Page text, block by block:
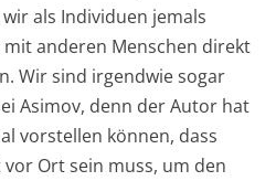
als Individuen jemals
anderen Menschen direkt
Wir sind irgendwie sogar
Asimov, denn der Autor hat
vorstellen können, dass
Ort sein muss, um den